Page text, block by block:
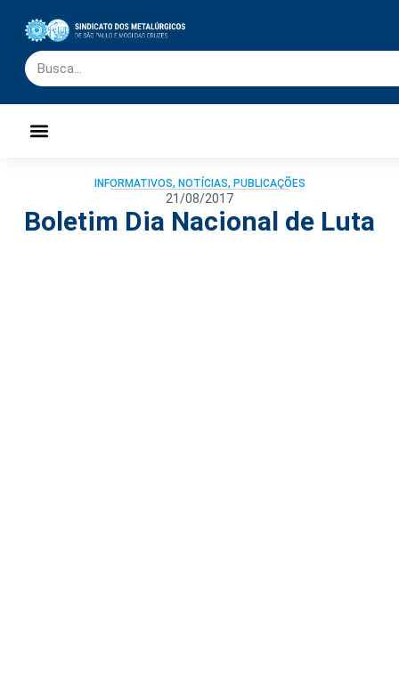
INFORMATIVOS, NOTÍCIAS, PUBLICAÇÕES
21/08/2017
Boletim Dia Nacional de Luta